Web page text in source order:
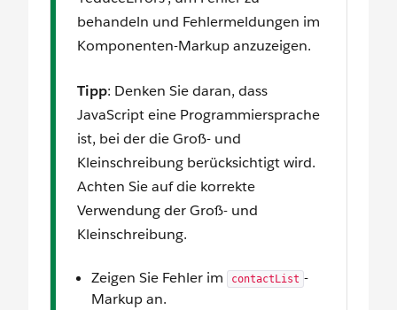
behandeln und Fehlermeldungen im
Komponenten-Markup anzuzeigen.
Tipp: Denken Sie daran, dass
JavaScript eine Programmiersprache
ist, bei der die Groß- und
Kleinschreibung berücksichtigt wird.
Achten Sie auf die korrekte
Verwendung der Groß- und
Kleinschreibung.
Zeigen Sie Fehler im contactList -
Markup an.